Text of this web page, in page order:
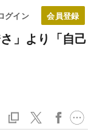
グイン
」より「自己